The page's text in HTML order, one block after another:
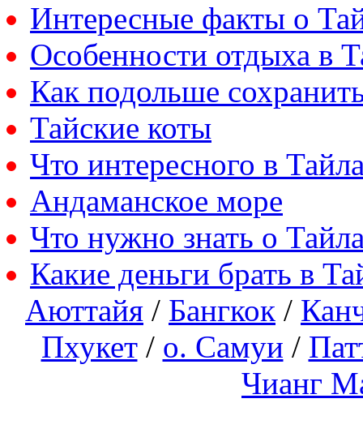
Интересные факты о
Особенности отдыха в
Как подольше
Тайские коты
Что интересного в
Андаманское море
Что нужно знать о
Какие деньги брать в
Аюттайя / Бангкок /
Пхукет/ о. Самуи /
Чианг